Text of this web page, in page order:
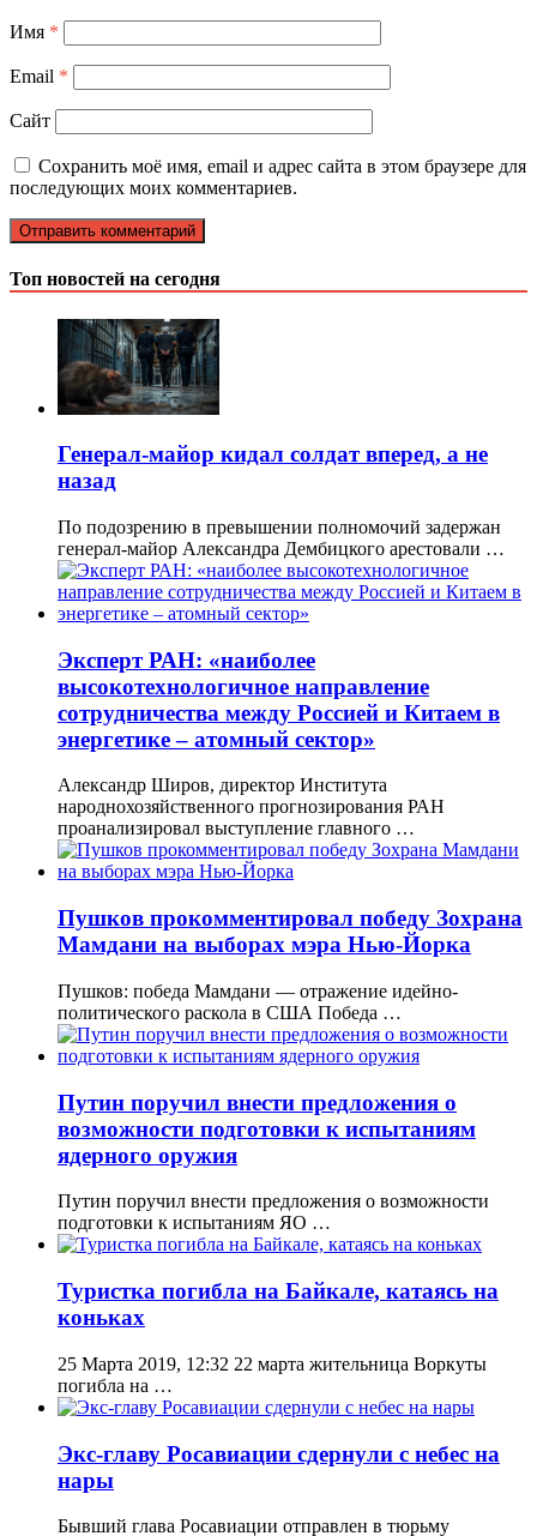
Имя *
Email *
Сайт
Сохранить моё имя, email и адрес сайта в этом браузере для
последующих моих комментариев.
Топ новостей на сегодня
Генерал-майор кидал солдат вперед, а не
назад
По подозрению в превышении полномочий задержан
генерал-майор Александра Дембицкого арестовали …
Эксперт РАН: «наиболее
высокотехнологичное направление
сотрудничества между Россией и Китаем в
энергетике – атомный сектор»
Александр Широв, директор Института
народнохозяйственного прогнозирования РАН
проанализировал выступление главного …
Пушков прокомментировал победу Зохрана
Мамдани на выборах мэра Нью-Йорка
Пушков: победа Мамдани — отражение идейно-
политического раскола в США Победа …
Путин поручил внести предложения о
возможности подготовки к испытаниям
ядерного оружия
Путин поручил внести предложения о возможности
подготовки к испытаниям ЯО …
Туристка погибла на Байкале, катаясь на
коньках
25 Марта 2019, 12:32 22 марта жительница Воркуты
погибла на …
Экс-главу Росавиации сдернули с небес на
нары
Бывший глава Росавиации отправлен в тюрьму